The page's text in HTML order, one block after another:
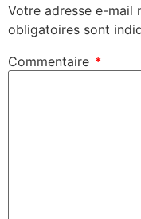
Votre adresse e-mail
obligatoires sont
Commentaire *